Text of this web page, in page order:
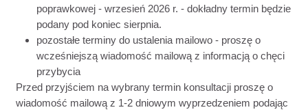
poprawkowej - wrzesień 2026 r. - dokładny termin będzie
podany pod koniec sierpnia.
pozostałe terminy do ustalenia mailowo - proszę o
wcześniejszą wiadomość mailową z informacją o chęci
przybycia
Przed przyjściem na wybrany termin konsultacji proszę o
wiadomość mailową z 1-2 dniowym wyprzedzeniem podając